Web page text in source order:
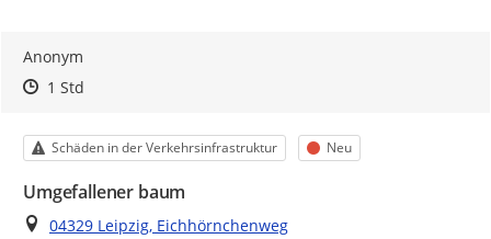
Anonym
Zeitpunkt des Erstellens
Zeitpunkt des Erstellens
1 StdZur Äußerung
Kategorie
Schäden in der Verkehrsinfrastruktur Status
Neu
Umgefallener baum
Ort
04329 Leipzig, Eichhörnchenweg